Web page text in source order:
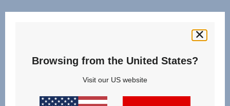
Browsing from the United States?
Visit our US website